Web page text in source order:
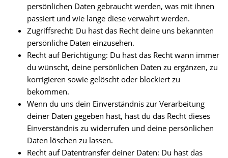
persönlichen Daten gebraucht werden, was mit ihnen
passiert und wie lange diese verwahrt werden.
Zugriffsrecht: Du hast das Recht deine uns bekannten
persönliche Daten einzusehen.
Recht auf Berichtigung: Du hast das Recht wann immer
du wünscht, deine persönlichen Daten zu ergänzen, zu
korrigieren sowie gelöscht oder blockiert zu
bekommen.
Wenn du uns dein Einverständnis zur Verarbeitung
deiner Daten gegeben hast, hast du das Recht dieses
Einverständnis zu widerrufen und deine persönlichen
Daten löschen zu lassen.
Recht auf Datentransfer deiner Daten: Du hast das